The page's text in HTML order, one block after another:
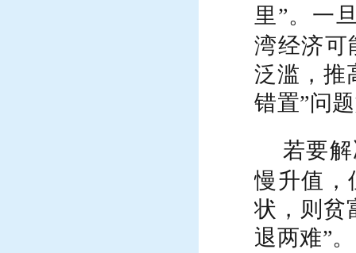
里”。一
湾经济可
泛滥，推
错置”问
若要
慢升值，
状，则贫
退两难”。